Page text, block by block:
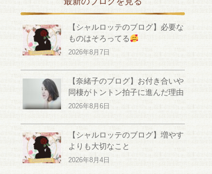
【シャルロッテのブログ】必要な
ものはそろってる
2026年8月7日
【奈緒子のブログ】お付き合いや
同棲がトントン拍子に進んだ理由
2026年8月6日
【シャルロッテのブログ】増やす
よりも大切なこと
2026年8月4日